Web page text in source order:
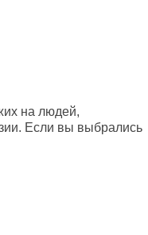
на людей,
Если вы выбрались